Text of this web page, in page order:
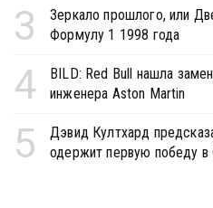
3
Зеркало прошлого, или
Формулу 1 1998 года
4
BILD: Red Bull нашла
инженера Aston Martin
5
Дэвид Култхард
одержит первую победу